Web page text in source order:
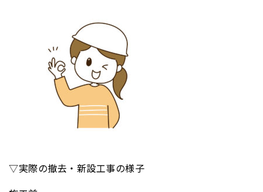
▽実際の撤去・新設工事の様子